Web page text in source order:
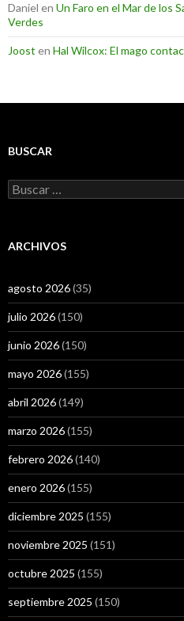
Daniel en Un Faro en el Mar de los
Verdes
Joost en Hal Wilcox: El mago
BUSCAR
Buscar:
ARCHIVOS
agosto 2026(35)
julio 2026(150)
junio 2026(150)
mayo 2026(155)
abril 2026(149)
marzo 2026(155)
febrero 2026(140)
enero 2026(155)
diciembre 2025 (155)
noviembre 2025 (151)
octubre 2025 (155)
septiembre 2025 (150)